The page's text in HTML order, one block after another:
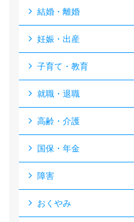
結婚・離婚
妊娠・出産
子育て・教育
就職・退職
高齢・介護
国保・年金
障害
おくやみ